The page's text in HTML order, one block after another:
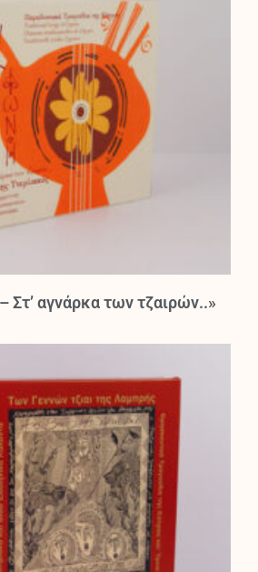
Στ’ αγνάρκα των τζαιρών..»